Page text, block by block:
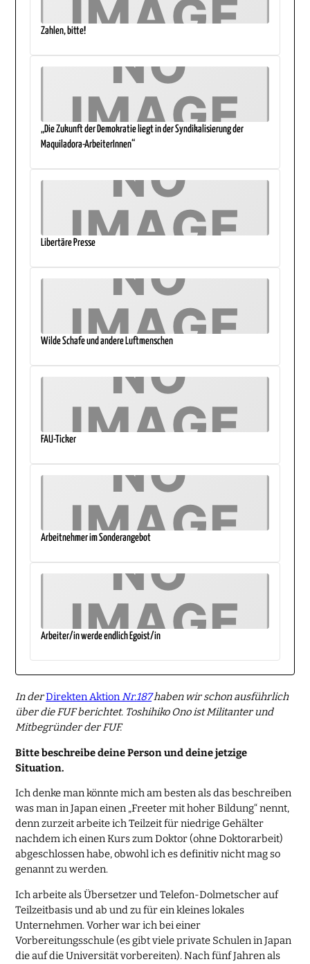
Zahlen, bitte!
„Die Zukunft der Demokratie liegt in der Syndikalisierung der
Maquiladora-ArbeiterInnen“
Libertäre Presse
Wilde Schafe und andere Luftmenschen
FAU-Ticker
Arbeitnehmer im Sonderangebot
Arbeiter/in werde endlich Egoist/in
In derDirekten AktionNr.187haben wir schon ausführlich
über die FUF berichtet. Toshihiko Ono ist Militanter und
Mitbegründer der FUF.
Bitte beschreibe deine Person und deine jetzige
Situation.
Ich denke man könnte mich am besten als das beschreiben
was man in Japan einen „Freeter mit hoher Bildung“ nennt,
denn zurzeit arbeite ich Teilzeit für niedrige Gehälter
nachdem ich einen Kurs zum Doktor (ohne Doktorarbeit)
abgeschlossen habe, obwohl ich es definitiv nicht mag so
genannt zu werden.
Ich arbeite als Übersetzer und Telefon-Dolmetscher auf
Teilzeitbasis und ab und zu für ein kleines lokales
Unternehmen. Vorher war ich bei einer
Vorbereitungsschule (es gibt viele private Schulen in Japan
die auf die Universität vorbereiten). Nach fünf Jahren als